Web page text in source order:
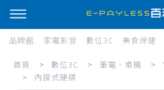
熱門搜尋
品牌館 家電影音 數位3C 美食保健
數首頁 > 數位3C > 筆電、桌機 >
>
內接式硬碟